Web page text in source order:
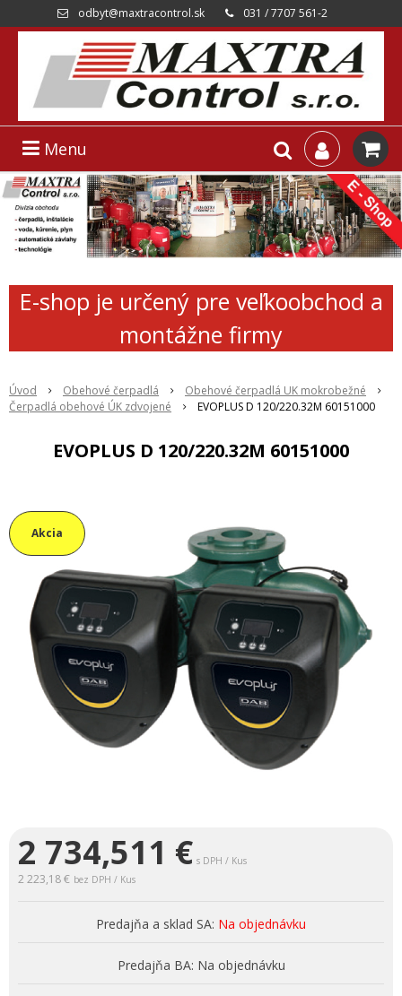
odbyt@maxtracontrol.sk 031 / 7707 561-2
Menu
E-shop je určený pre veľkoobchod a
montážne firmy
Úvod Obehové čerpadlá
Obehové čerpadlá UK mokrobežné
Čerpadlá obehové ÚK zdvojené
EVOPLUS D 120/220.32M 60151000
EVOPLUS D 120/220.32M 60151000
Akcia
2 734,511 € s DPH / Kus
2 223,18 € bez DPH / Kus
Predajňa a sklad SA: Na objednávku
Predajňa BA: Na objednávku